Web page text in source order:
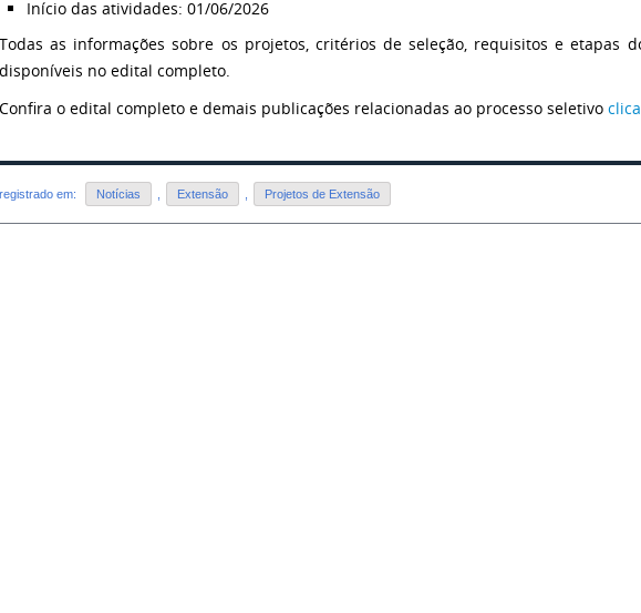
Início das atividades: 01/06/2026
Todas as informações sobre os projetos, critérios de seleção, requisitos e etapas
disponíveis no edital completo.
Confira o edital completo e demais publicações relacionadas ao processo seletivo
registrado em: Notícias Extensão Projetos de Extensão